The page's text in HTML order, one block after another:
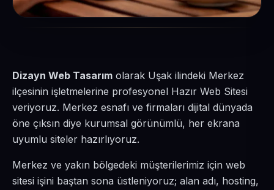
Dizayn Web Tasarım olarak Uşak ilindeki Merkez
ilçesinin işletmelerine profesyonel Hazır Web Sitesi
veriyoruz. Merkez esnafı ve firmaları dijital dünyada
öne çıksın diye kurumsal görünümlü, her ekrana
uyumlu siteler hazırlıyoruz.
Merkez ve yakın bölgedeki müşterilerimiz için web
sitesi işini baştan sona üstleniyoruz; alan adı, hosting,